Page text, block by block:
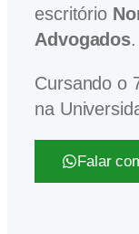
escritório
Advogados.
Cursando o
na
Falar